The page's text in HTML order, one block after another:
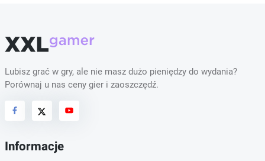
Lubisz grać w gry, ale nie masz dużo pieniędzy do wydania?
Porównaj u nas ceny gier i zaoszczędź.
Informacje